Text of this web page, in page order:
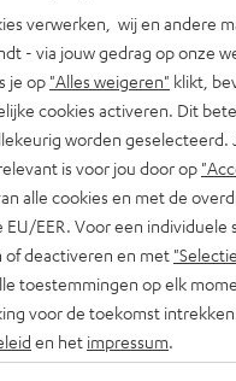
verwerken, wij en andere
- via jouw gedrag op onze
je op "Alles weigeren" klikt,
cookies activeren. Dit
worden
is voor jou door op
alle cookies en met de
EU/EER. Voor een
of deactiveren en met
toestemmingen op elk
voor de toekomst
en het impressum